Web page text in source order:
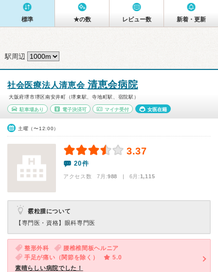
標準 ★の数 レビュー数 新着・更新
駅周辺
社会医療法人清恵会 清恵会病院
大阪府堺市堺区南安井町（堺東駅、寺地町駅、宿院駅）
駐車場あり 電子決済可 マイナ受付 女医在籍
土曜（〜12:00）
3.37
20件
アクセス数 7月:988 | 6月:1,115
霰粒腫について
【専門医・資格】 眼科専門医
整形外科
腰椎椎間板ヘルニア
手足が痛い（関節を除く）
5.0
素晴らしい病院でした！